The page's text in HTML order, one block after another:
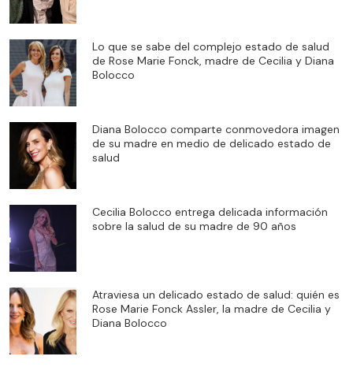
Lo que se sabe del complejo estado de salud
de Rose Marie Fonck, madre de Cecilia y Diana
Bolocco
Diana Bolocco comparte conmovedora imagen
de su madre en medio de delicado estado de
salud
Cecilia Bolocco entrega delicada información
sobre la salud de su madre de 90 años
Atraviesa un delicado estado de salud: quién es
Rose Marie Fonck Assler, la madre de Cecilia y
Diana Bolocco